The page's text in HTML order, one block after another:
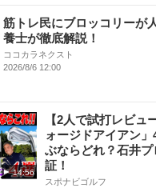
筋トレ民にブロッコリーが
養士が徹底解説！
ココカラネクスト
2026/8/6 12:00
14:56
【2人で試打レビュ
ォージドアイアン
ぶならどれ？石井
証！
スポナビゴルフ